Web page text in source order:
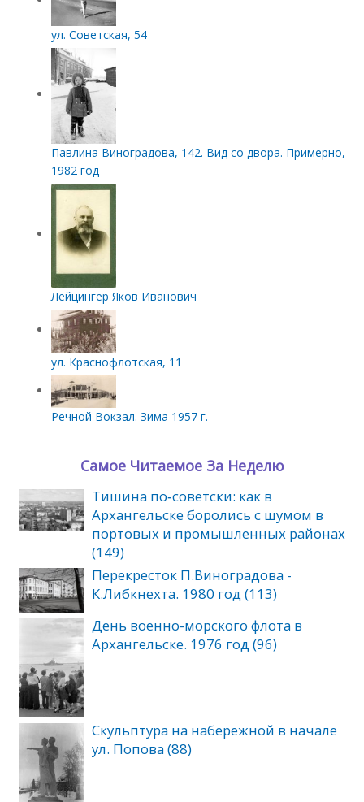
ул. Советская, 54
Павлина Виноградова, 142. Вид со двора. Примерно,
1982 год
Лейцингер Яков Иванович
ул. Краснофлотская, 11
Речной Вокзал. Зима 1957 г.
Самое Читаемое За Неделю
Тишина по‑советски: как в
Архангельске боролись с шумом в
портовых и промышленных районах
(149)
Перекресток П.Виноградова -
К.Либкнехта. 1980 год (113)
День военно-морского флота в
Архангельске. 1976 год (96)
Скульптура на набережной в начале
ул. Попова (88)